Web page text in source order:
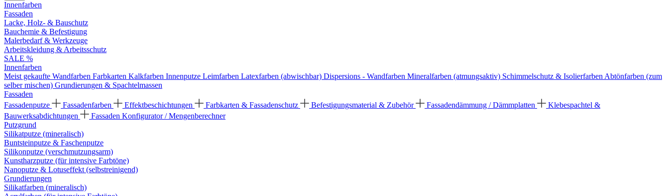
Innenfarben
Fassaden
Lacke, Holz- & Bauschutz
Bauchemie & Befestigung
Malerbedarf & Werkzeuge
Arbeitskleidung & Arbeitsschutz
SALE %
Innenfarben
Meist gekaufte Wandfarben Farbkarten Kalkfarben Innenputze Leimfarben Latexfarben (abwischbar) Dispersions - Wandfarben Mineralfarben (atmungsaktiv) Schimmelschutz & Isolierfarben Abtönfarben (zum
selber mischen) Grundierungen & Spachtelmassen
Fassaden
Fassadenputze
Fassadenfarben Effektbeschichtungen Farbkarten & Fassadenschutz Befestigungsmaterial & Zubehör Fassadendämmung / Dämmplatten
Klebespachtel &
Bauwerksabdichtungen
Fassaden Konfigurator / Mengenberechner
Putzgrund
Silikatputze (mineralisch)
Buntsteinputze & Faschenputze
Silikonputze (verschmutzungsarm)
Kunstharzputze (für intensive Farbtöne)
Nanoputze & Lotuseffekt (selbstreinigend)
Grundierungen
Silikatfarben (mineralisch)